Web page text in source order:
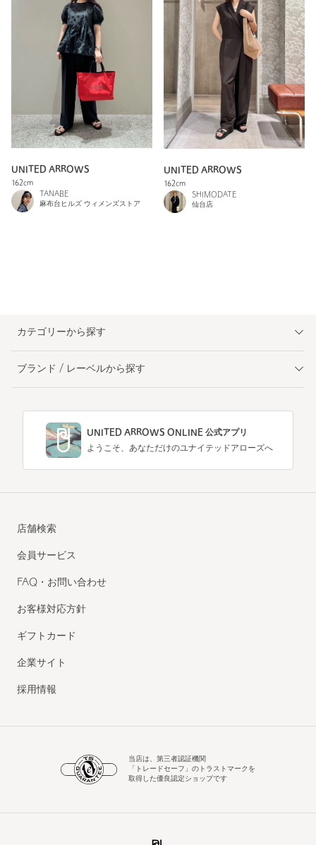
UNITED ARROWS
162cm
TANABE
麻布台ヒルズ ウィメンズストア
UNITED ARROWS
162cm
SHIMODATE
仙台店
カテゴリーから探す
ブランド / レーベルから探す
UNITED ARROWS ONLINE 公式アプリ
ようこそ、あなただけのユナイテッドアローズへ
店舗検索
会員サービス
FAQ・お問い合わせ
お客様対応方針
ギフトカード
企業サイト
採用情報
当店は、第三者認証機関
「トレードセーフ」のトラストマークを
取得した優良認定ショップです